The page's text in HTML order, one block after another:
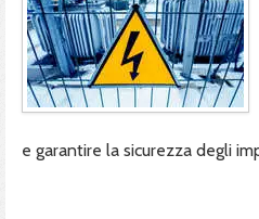
e garantire la sicurezza degli